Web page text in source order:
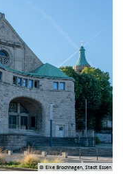
© Elke Brochhagen, Stadt Essen